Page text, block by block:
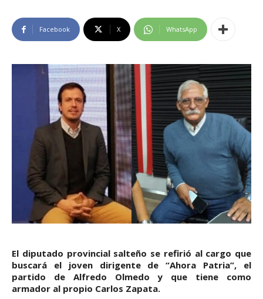
Facebook X WhatsApp
El diputado provincial salteño se refirió al cargo que
buscará el joven dirigente de “Ahora Patria”, el
partido de Alfredo Olmedo y que tiene como
armador al propio Carlos Zapata.